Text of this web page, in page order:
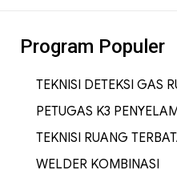
Program Populer
TEKNISI DETEKSI GAS
PETUGAS K3
TEKNISI RUANG
WELDER KOMBINASI